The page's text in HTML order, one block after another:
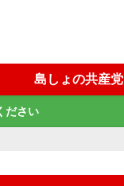
島しょの共産党
ださい